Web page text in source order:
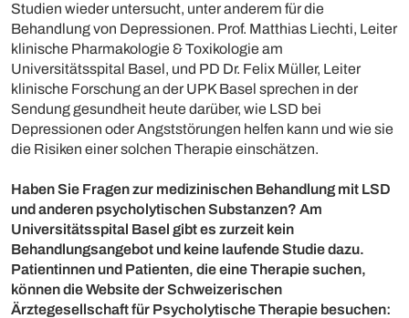
Studien wieder untersucht, unter anderem für die
Behandlung von Depressionen. Prof. Matthias Liechti, Leiter
klinische Pharmakologie & Toxikologie am
Universitätsspital Basel, und PD Dr. Felix Müller, Leiter
klinische Forschung an der UPK Basel sprechen in der
Sendung gesundheit heute darüber, wie LSD bei
Depressionen oder Angststörungen helfen kann und wie sie
die Risiken einer solchen Therapie einschätzen.
Haben Sie Fragen zur medizinischen Behandlung mit LSD
und anderen psycholytischen Substanzen? Am
Universitätsspital Basel gibt es zurzeit kein
Behandlungsangebot und keine laufende Studie dazu.
Patientinnen und Patienten, die eine Therapie suchen,
können die Website der Schweizerischen
Ärztegesellschaft für Psycholytische Therapie besuchen: